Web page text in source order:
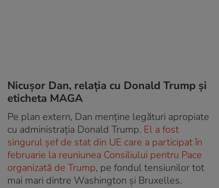
Nicușor Dan, relația cu Donald Trump și
eticheta MAGA
Pe plan extern, Dan menține legături apropiate
cu administrația Donald Trump. El a fost
singurul șef de stat din UE care a participat în
februarie la reuniunea Consiliului pentru Pace
organizată de Trump, pe fondul tensiunilor tot
mai mari dintre Washington și Bruxelles.